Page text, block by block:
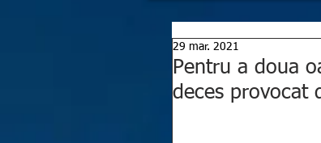
Pentru a doua
deces provocat
29 mar. 2021